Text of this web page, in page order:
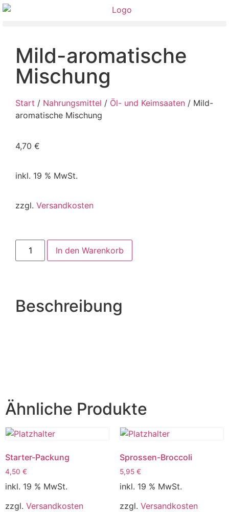
Mild-aromatische
Mischung
Start / Nahrungsmittel / Öl- und Keimsaaten / Mild-
aromatische Mischung
4,70 €
inkl. 19 % MwSt.
zzgl. Versandkosten
In den Warenkorb
Beschreibung
Ähnliche Produkte
Starter-Packung
4,50 €
inkl. 19 % MwSt.
zzgl. Versandkosten
Sprossen-Broccoli
5,95 €
inkl. 19 % MwSt.
zzgl. Versandkosten